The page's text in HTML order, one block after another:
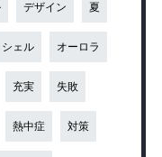
デザイン 夏
シェル オーロラ
充実 失敗
熱中症 対策